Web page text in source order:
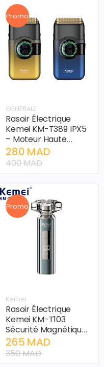
Promo
GENERALE
Rasoir Électrique
Kemei KM-T389 IPX5
– Moteur Haute
Vitesse 7500 tr/min,
Double Lames
Rotatives pour
280 MAD
400 MAD
Promo
Kemei
Rasoir Électrique
Kemei KM-T103
Sécurité Magnétique
– Lame Lavable,
Portable, Ventouse
pour Hommes
265 MAD
350 MAD